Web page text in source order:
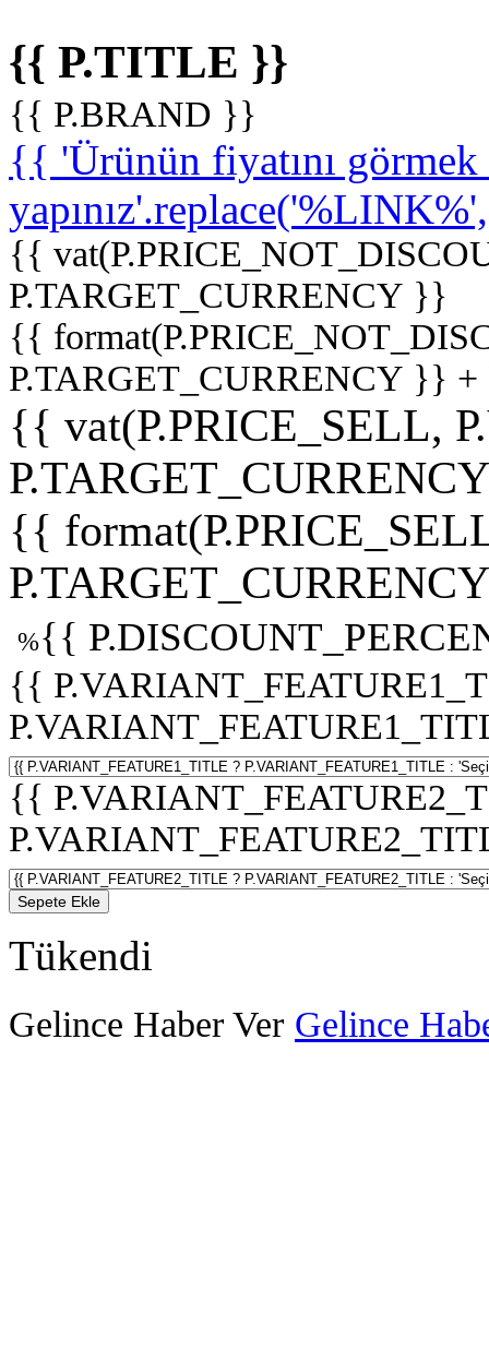
{{ P.TITLE }}
{{ P.BRAND }}
{{ 'Ürünün fiyatını
{{
P.TARGET_CURRENCY }}
{{
P.TARGET_CURRENCY }}
{{ vat(P.PRICE_SELL,
{{
%{{
{{
{{
Sepete Ekle
Tükendi
Gelince Haber Ver Gelince